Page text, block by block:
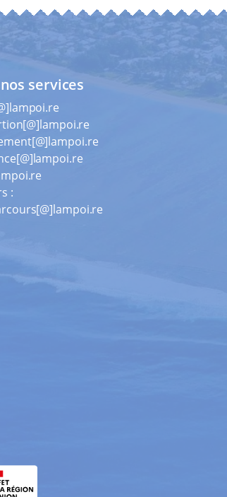
services
: